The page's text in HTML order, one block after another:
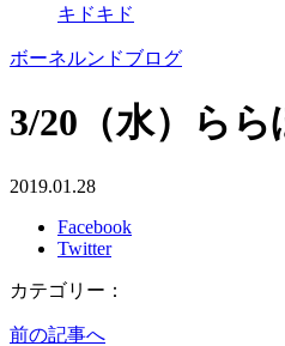
キドキド
ボーネルンドブログ
3/20（水）ら
2019.01.28
Facebook
Twitter
カテゴリー：
前の記事へ